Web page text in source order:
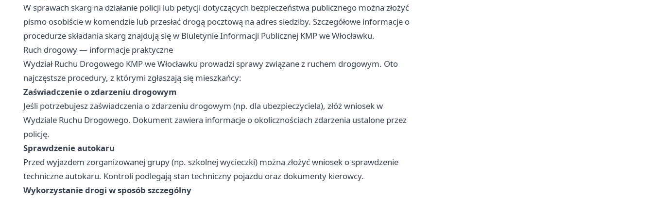
W sprawach skarg na działanie policji lub petycji dotyczących bezpieczeństwa publicznego można złożyć
pismo osobiście w komendzie lub przesłać drogą pocztową na adres siedziby. Szczegółowe informacje o
procedurze składania skarg znajdują się w Biuletynie Informacji Publicznej KMP we Włocławku.
Ruch drogowy — informacje praktyczne
Wydział Ruchu Drogowego KMP we Włocławku prowadzi sprawy związane z ruchem drogowym. Oto
najczęstsze procedury, z którymi zgłaszają się mieszkańcy:
Zaświadczenie o zdarzeniu drogowym
Jeśli potrzebujesz zaświadczenia o zdarzeniu drogowym (np. dla ubezpieczyciela), złóż wniosek w
Wydziale Ruchu Drogowego. Dokument zawiera informacje o okolicznościach zdarzenia ustalone przez
policję.
Sprawdzenie autokaru
Przed wyjazdem zorganizowanej grupy (np. szkolnej wycieczki) można złożyć wniosek o sprawdzenie
techniczne autokaru. Kontroli podlegają stan techniczny pojazdu oraz dokumenty kierowcy.
Wykorzystanie drogi w sposób szczególny